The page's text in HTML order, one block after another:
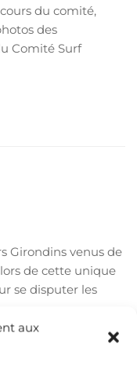
aux
du comité,
des
Comité Surf
Girondins venus de
de cette unique
se disputer les